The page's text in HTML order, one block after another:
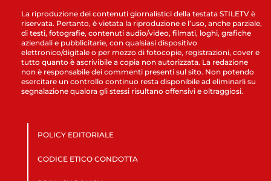
La riproduzione dei contenuti giornalistici della testata STILETV è
riservata. Pertanto, è vietata la riproduzione e l’uso, anche parziale,
di testi, fotografie, contenuti audio/video, filmati, loghi, grafiche
aziendali e pubblicitarie, con qualsiasi dispositivo
elettronico/digitale o per mezzo di fotocopie, registrazioni, cover e
tutto quanto è ascrivibile a copia non autorizzata. La redazione
non è responsabile dei commenti presenti sul sito. Non potendo
esercitare un controllo continuo resta disponibile ad eliminarli su
segnalazione qualora gli stessi risultano offensivi e oltraggiosi.
POLICY EDITORIALE
CODICE ETICO CONDOTTA